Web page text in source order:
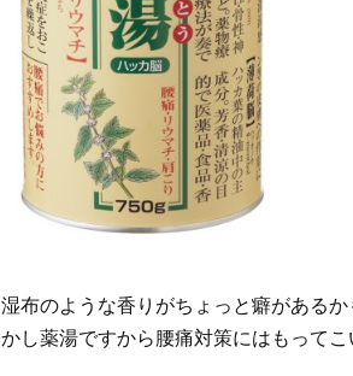
湿布のような香りがちょっと癖がある
かし薬湯ですから腰痛対策にはもってこ